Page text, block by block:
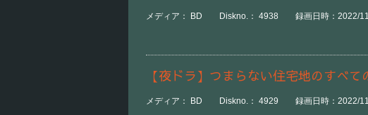
メディア： BD Diskno.： 4938 録画日時：2022/
【夜ドラ】つまらない住宅地のすべて
メディア： BD Diskno.： 4929 録画日時：2022/